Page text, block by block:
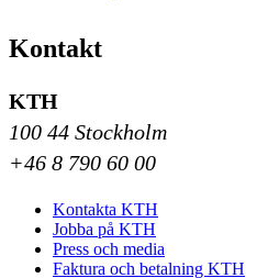
Kontakt
KTH
100 44 Stockholm
+46 8 790 60 00
Kontakta KTH
Jobba på KTH
Press och media
Faktura och betalning KTH